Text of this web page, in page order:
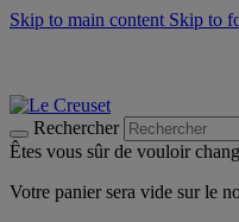
Skip to main content Skip to
Rechercher
Êtes vous sûr de vouloir
Votre panier sera vide sur le